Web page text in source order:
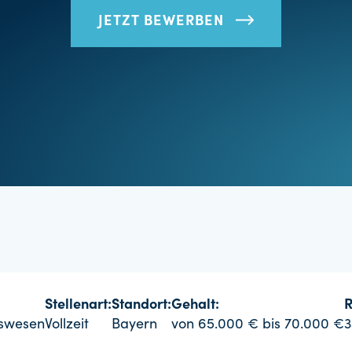
JETZT BEWERBEN
Stellenart:
Vollzeit
Standort:
Bayern
Gehalt:
von 65.000 € bis 70.000 €